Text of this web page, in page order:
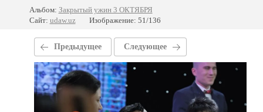
Альбом: Закрытый ужин 3 ОКТЯБРЯ
Сайт: udaw.uz Изображение: 51/136
Предыдущее Следующее